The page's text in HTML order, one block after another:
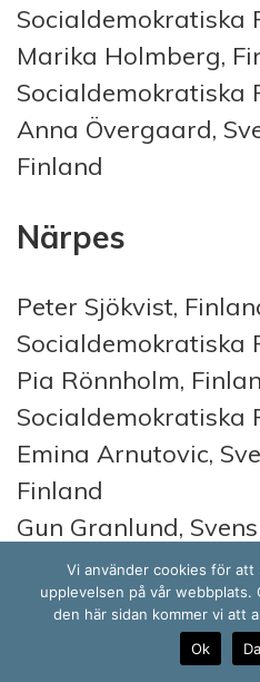
Socialdemokratiska
Marika Holmberg,
Socialdemokratiska
Anna Övergaard,
Finland
Närpes
Peter Sjökvist,
Socialdemokratiska
Pia Rönnholm,
Socialdemokratiska
Emina Arnutovic,
Finland
Gun Granlund,
Finland
Linnea Strand,
Marianne Nyqvist-
Vi använder cookies för att
upplevelsen på vår
den här sidan kommer vi att
Ok